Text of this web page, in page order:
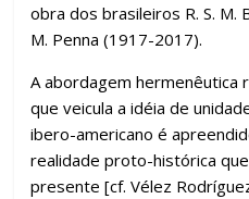
obra dos brasileiros R. S. M.
M. Penna (1917-2017).
A abordagem hermenêutica
que veicula a idéia de
ibero-americano é
realidade proto-histórica
presente [cf. Vélez